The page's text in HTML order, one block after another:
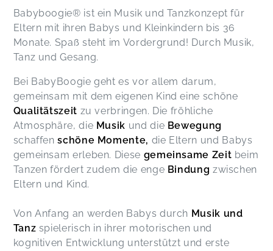
Erinnerung an die schöne Zeit!
Linda, Dec 18
Ein ganz toller Kurs! Liebevoll gestaltet, gute
Musik und ganz viel Spaß für Kind und Eltern.
Bianca,
Liebe Anna-Lena, :) vielen lieben Dank für die
schöne Zeit bei dir. Unserer Tochter und mir hat
noch mehr Spaß an Musik und Bewegung
gewonnen. Es war rundum eine wunderbare
Erfahrung. Vielleicht buchen wir zu einem
Babyboogie® ist ein Musik und Tanzkonzept für
Eltern mit ihren Babys und Kleinkindern bis 36
Monate. Spaß steht im Vordergrund! Durch Musik,
Tanz und Gesang.
Bei BabyBoogie geht es vor allem darum,
gemeinsam mit dem eigenen Kind eine schöne
Qualitätszeit zu verbringen. Die fröhliche
Atmosphäre, die Musik und die Bewegung
schaffen schöne Momente, die Eltern und Babys
gemeinsam erleben. Diese gemeinsame Zeit beim
Tanzen fördert zudem die enge Bindung zwischen
Eltern und Kind.
Von Anfang an werden Babys durch Musik und
Tanz spielerisch in ihrer motorischen und
kognitiven Entwicklung unterstützt und erste